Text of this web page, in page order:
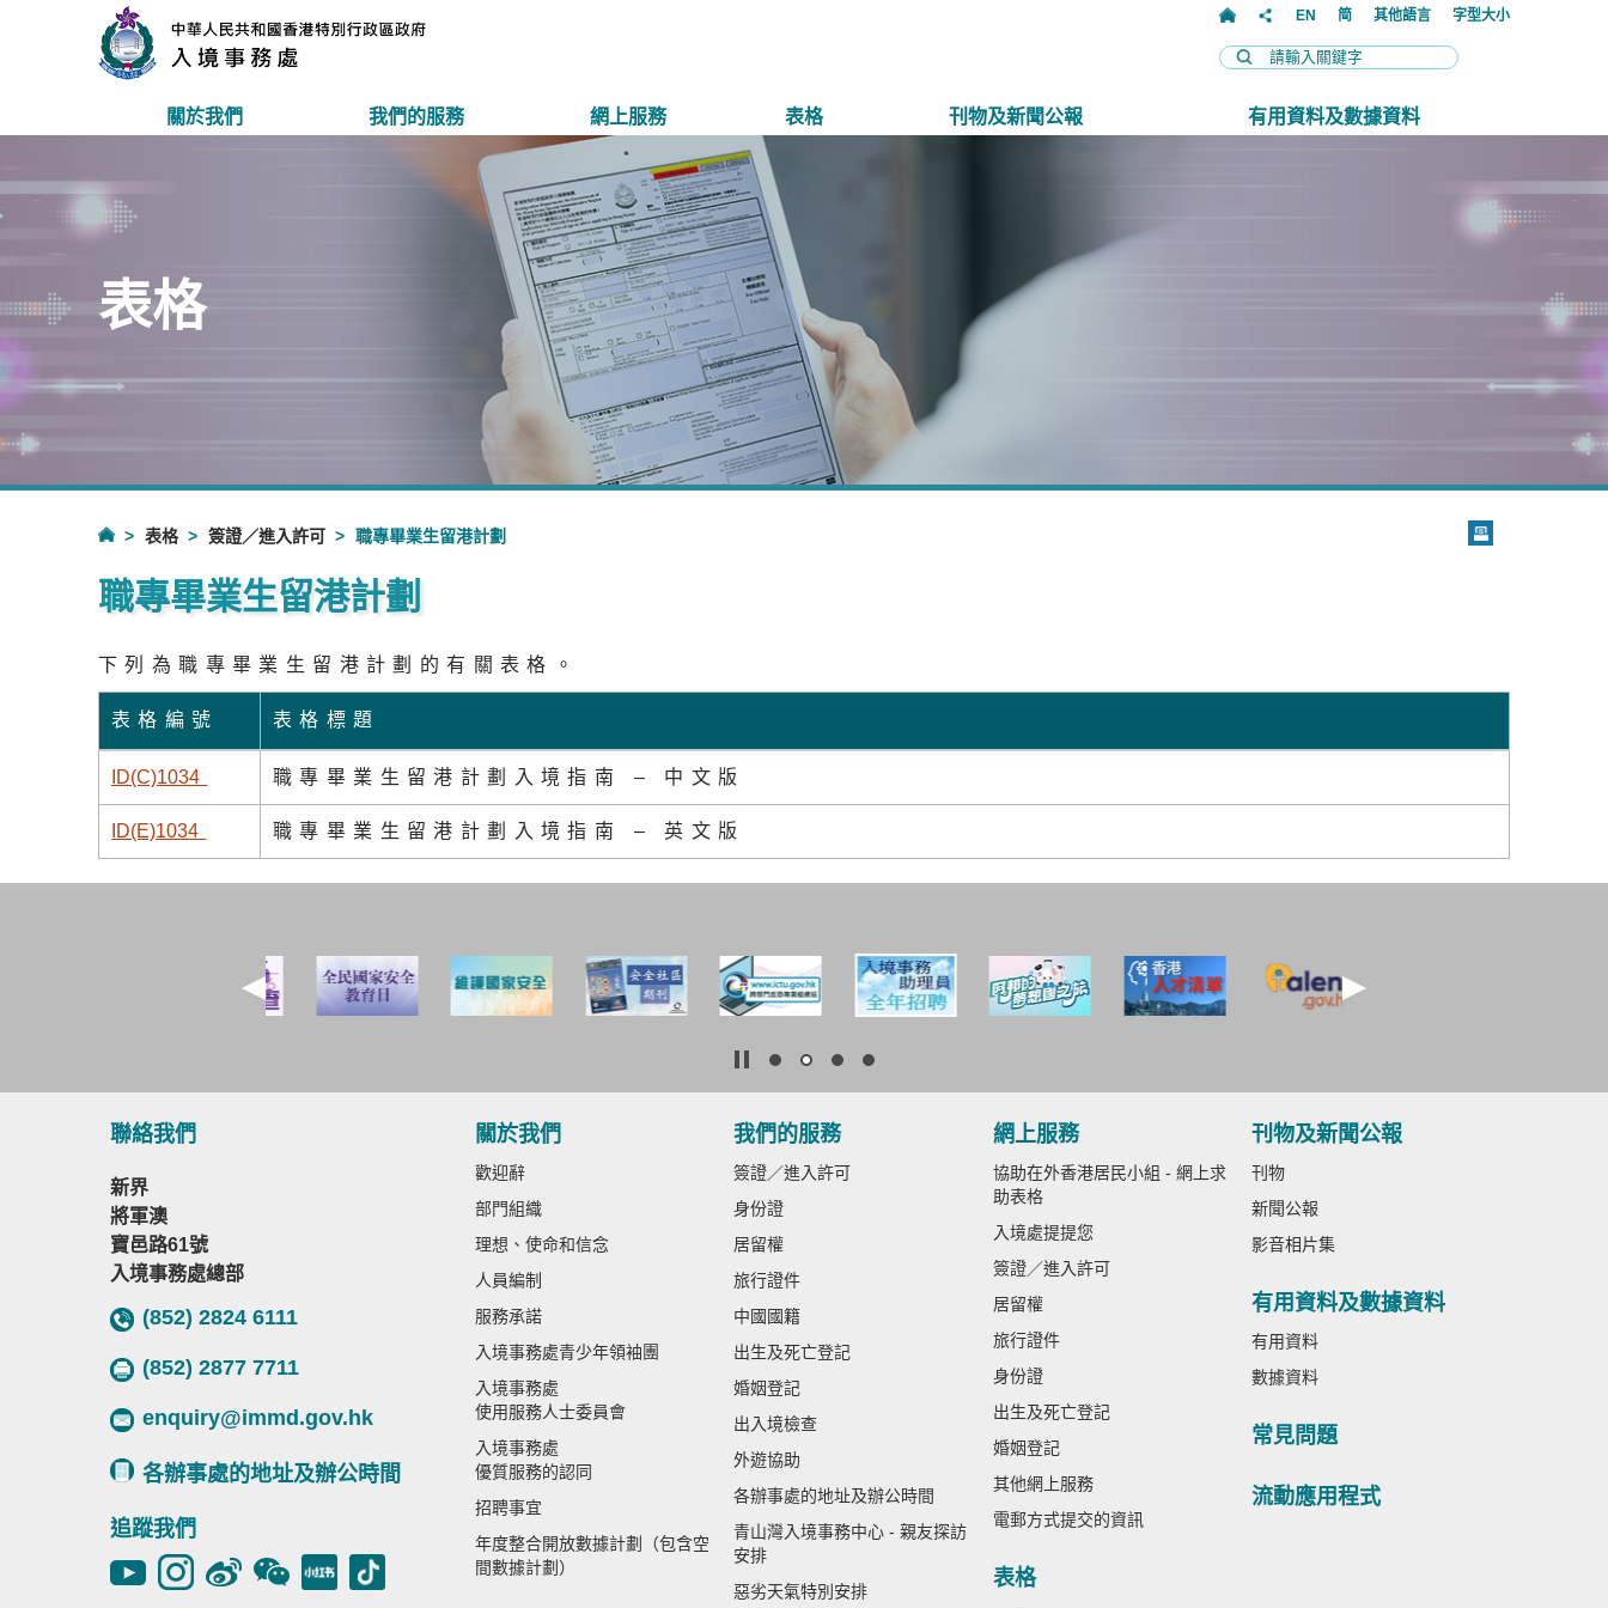
EN 简 其他語言 字型大小
關於我們 我們的服務 網上服務 表格 刊物及新聞公報 有用資料及數據資料
表格
表格 簽證／進入許可 職專畢業生留港計劃
職專畢業生留港計劃
下列為職專畢業生留港計劃的有關表格。
表格編號 表格標題
ID(C)1034 職專畢業生留港計劃入境指南 – 中文版
ID(E)1034 職專畢業生留港計劃入境指南 – 英文版
聯絡我們
新界
將軍澳
寶邑路61號
入境事務處總部
(852) 2824 6111
(852) 2877 7711
enquiry@immd.gov.hk
各辦事處的地址及辦公時間
追蹤我們
關於我們
歡迎辭
部門組織
理想、使命和信念
人員編制
服務承諾
入境事務處青少年領袖團
入境事務處
使用服務人士委員會
入境事務處
優質服務的認同
招聘事宜
年度整合開放數據計劃（包含空
間數據計劃）
我們的服務
簽證／進入許可
身份證
居留權
旅行證件
中國國籍
出生及死亡登記
婚姻登記
出入境檢查
外遊協助
各辦事處的地址及辦公時間
青山灣入境事務中心 - 親友探訪
安排
惡劣天氣特別安排
網上服務
協助在外香港居民小組 - 網上求
助表格
入境處提提您
簽證／進入許可
居留權
旅行證件
身份證
出生及死亡登記
婚姻登記
其他網上服務
電郵方式提交的資訊
表格
刊物及新聞公報
刊物
新聞公報
影音相片集
有用資料及數據資料
有用資料
數據資料
常見問題
流動應用程式